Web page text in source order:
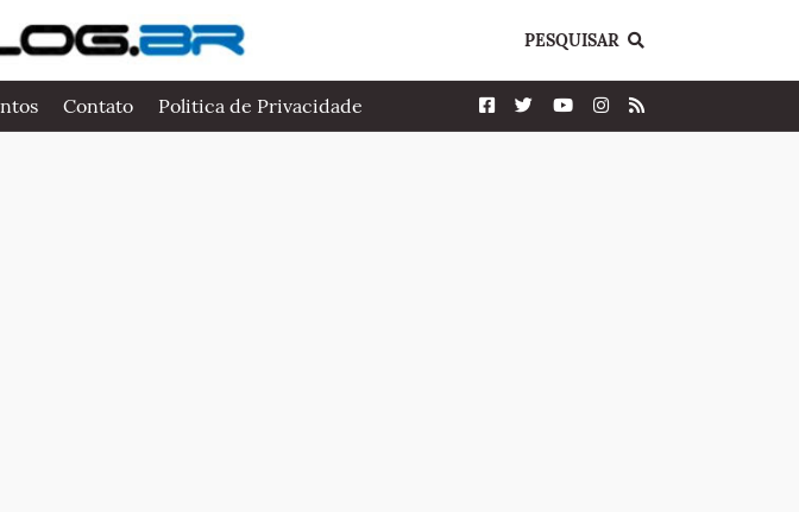
PESQUISAR
Contato Politica de Privacidade